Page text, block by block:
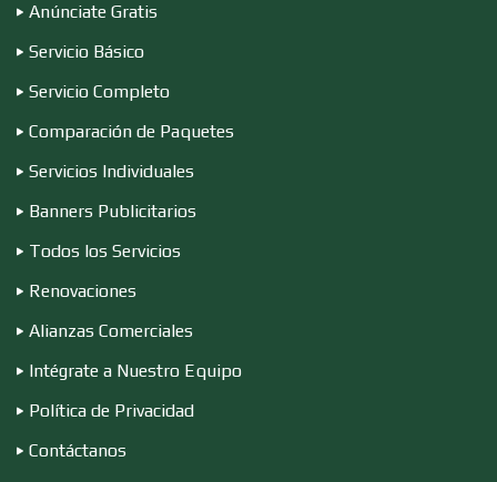
Cortinas, Persianas y Alfombras
Cremerías y Salchichonerías
Cristalerías
Cromadoras
Anúnciate Gratis
Servicio Básico
Servicio Completo
Comparación de Paquetes
Servicios Individuales
Banners Publicitarios
Todos los Servicios
Renovaciones
Alianzas Comerciales
Intégrate a Nuestro Equipo
Política de Privacidad
Contáctanos